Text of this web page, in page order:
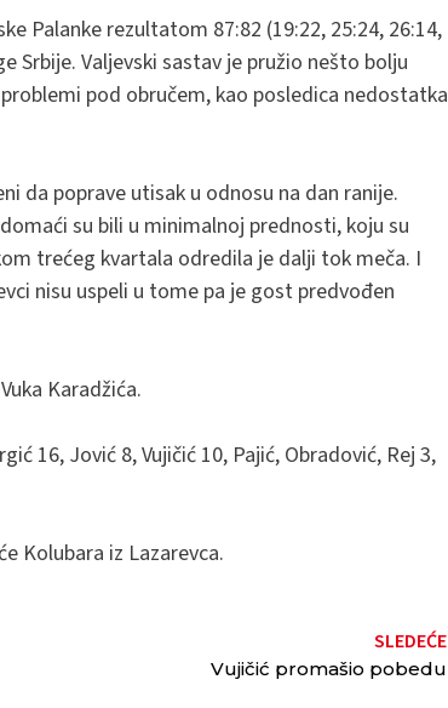
Palanke rezultatom 87:82 (19:22, 25:24, 26:14,
Valjevski sastav je pružio nešto bolju
pod obručem, kao posledica nedostatka
da poprave utisak u odnosu na dan ranije.
su bili u minimalnoj prednosti, koju su
trećeg kvartala odredila je dalji tok meča. I
nisu uspeli u tome pa je gost predvođen
Karadžića.
16, Jović 8, Vujičić 10, Pajić, Obradović, Rej 3,
Kolubara iz Lazarevca.
SLEDEĆE
Vujičić promašio pobedu